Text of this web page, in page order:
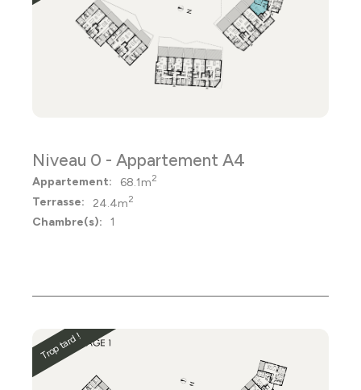
Niveau 0 - Appartement A4
Appartement: 68.1m2
Terrasse: 24.4m2
Chambre(s): 1
Trop tard !